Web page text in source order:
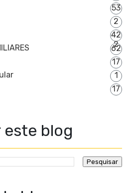
53
2
42
2
62
17
1
17
este blog